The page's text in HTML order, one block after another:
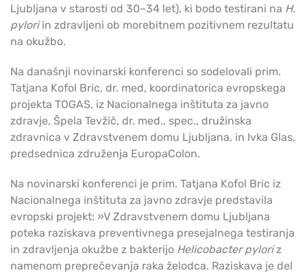
Ljubljana v starosti od 30–34 let), ki bodo testirani na H.
pyloriin zdravljeni ob morebitnem pozitivnem rezultatu
na okužbo.
Na današnji novinarski konferenci so sodelovali prim.
Tatjana Kofol Bric, dr. med, koordinatorica evropskega
projekta TOGAS, iz Nacionalnega inštituta za javno
zdravje, Špela Tevžič, dr. med., spec., družinska
zdravnica v Zdravstvenem domu Ljubljana, in Ivka Glas,
predsednica združenja EuropaColon.
Na novinarski konferenci je prim. Tatjana Kofol Bric iz
Nacionalnega inštituta za javno zdravje predstavila
evropski projekt: »V Zdravstvenem domu Ljubljana
poteka raziskava preventivnega presejalnega testiranja
in zdravljenja okužbe z bakterijo Helicobacter pyloriz
namenom preprečevanja raka želodca. Raziskava je del